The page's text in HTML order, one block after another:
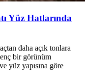
Yüz Hatlarında
daha açık tonlara
bir görünüm
yüz yapısına göre